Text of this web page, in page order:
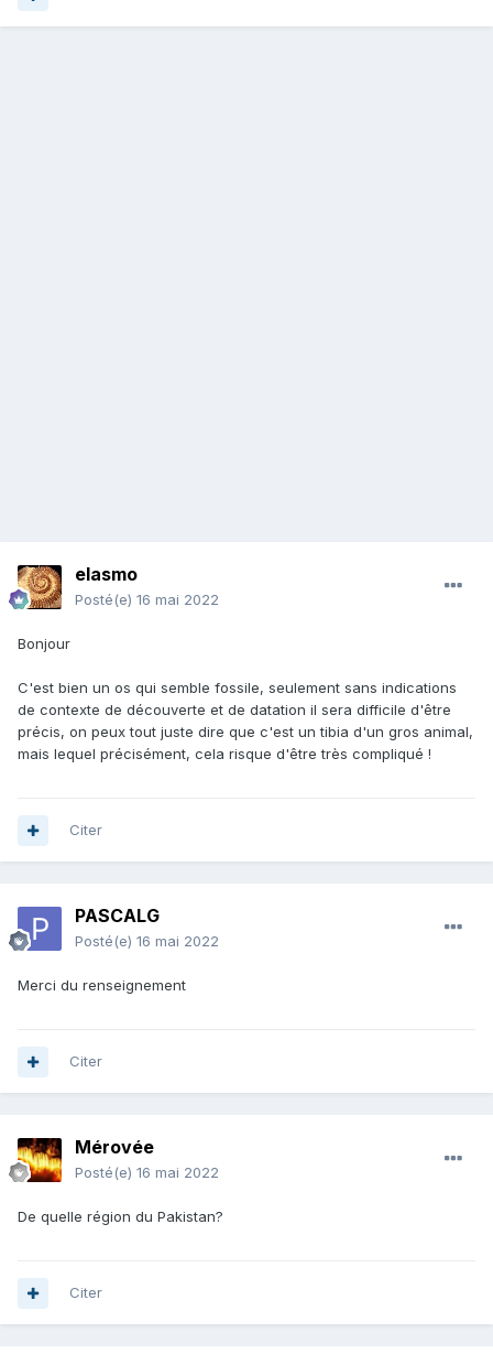
elasmo
Posté(e) 16 mai 2022
Bonjour
C'est bien un os qui semble fossile, seulement sans indications
de contexte de découverte et de datation il sera difficile d'être
précis, on peux tout juste dire que c'est un tibia d'un gros animal,
mais lequel précisément, cela risque d'être très compliqué !
Citer
PASCALG
Posté(e) 16 mai 2022
Merci du renseignement
Citer
Mérovée
Posté(e) 16 mai 2022
De quelle région du Pakistan?
Citer